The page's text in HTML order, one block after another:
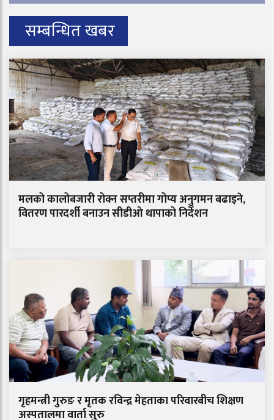
सम्बन्धित खबर
मलको कालोबजारी रोक्न सप्तरीमा गोप्य अनुगमन बढाइने,
वितरण पारदर्शी बनाउन सीडीओ थापाको निर्देशन
गृहमन्त्री गुरुङ र मृतक रविन्द्र मेहताका परिवारबीच शिक्षण
अस्पतालमा वार्ता सुरु